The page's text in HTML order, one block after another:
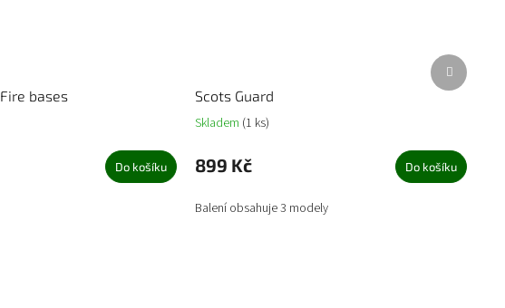
bases
Do košíku
Scots Guard
Skladem (1 ks)
899 Kč Do košíku
Balení obsahuje 3 modely
Další
produkt